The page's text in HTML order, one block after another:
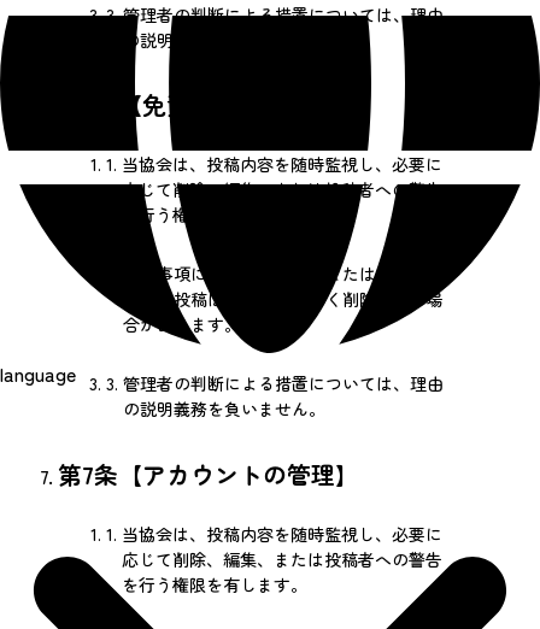
language
3. 管理者の判断による措置については、理由
の説明義務を負いません。
第6条【免責事項】
1. 当協会は、投稿内容を随時監視し、必要に
応じて削除、編集、または投稿者への警告
を行う権限を有します。
禁止事項に該当する投稿、またはその恐れ
がある投稿は、事前通知なく削除される場
合があります。
3. 管理者の判断による措置については、理由
の説明義務を負いません。
第7条【アカウントの管理】
1. 当協会は、投稿内容を随時監視し、必要に
応じて削除、編集、または投稿者への警告
を行う権限を有します。